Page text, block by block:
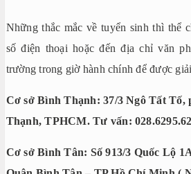
Những thắc mắc về tuyển sinh thì thể
số điện thoại hoặc đến địa chỉ văn
trường trong giờ hành chính để được
Cơ sở Bình Thạnh: 37/3 Ngô Tất Tố,
Thạnh, TPHCM. Tư vấn:
Cơ sở Bình Tân: Số 913/3 Quốc Lộ